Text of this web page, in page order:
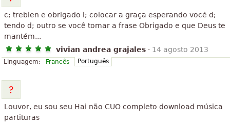
c; trebien e obrigado l; colocar a graça esperando você d;
tendo d; outro se você tomar a frase Obrigado e que Deus te
mantém...
vivian andrea grajales · 14 agosto 2013
Linguagem: Francês Português
Louvor, eu sou seu Hai não CUO completo download música
partituras